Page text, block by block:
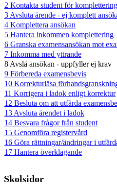
2 Kontakta student för komplettering
3 Avsluta ärende - ej komplett
4 Komplettera ansökan
5 Hantera inkommen komplettering
6 Granska examensansökan mot
7 Inkomma med yttrande
8 Avslå ansökan - uppfyller ej krav
9 Förbereda examensbevis
10 Korrekturläsa
11 Korrigera i ladok enligt korrektur
12 Besluta om att utfärda
13 Avsluta ärendet i ladok
14 Besvara frågor från student
15 Genomföra registervård
16 Göra rättningar/ändringar i
17 Hantera överklagande
Skolsidor